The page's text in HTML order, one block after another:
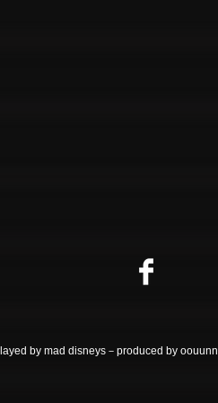
by mad disneys－produced by oouunn